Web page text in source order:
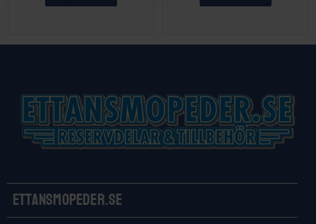
Ettansmopeder.se